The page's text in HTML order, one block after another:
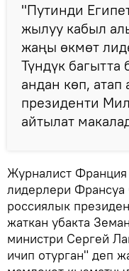
"Путинди
жылуу кабыл
жаңы өкмөт
Түндүк багытта
андан көп,
президенти
айтылат
Журналист
лидерлери
россиялык
жаткан убакта
министри Сергей
ичип отурган" деп